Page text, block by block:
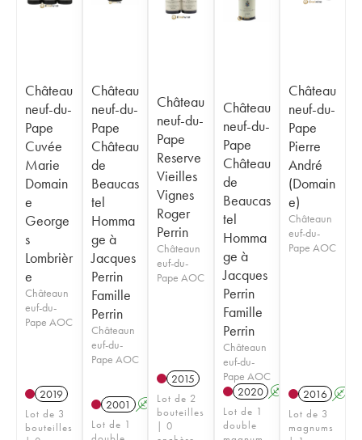
Château
neuf-du-
Pape
Cuvée
Marie
Domain
e
George
s
Lombrièr
e
Châteaun
euf-du-
Pape AOC
2019
Lot de 3
bouteilles
Château
neuf-du-
Pape
Château
de
Beaucas
tel
Homma
ge à
Jacques
Perrin
Famille
Perrin
Châteaun
euf-du-
Pape AOC
2001 A T
Lot de 1
Château
neuf-du-
Pape
Reserve
Vieilles
Vignes
Roger
Perrin
Châteaun
euf-du-
Pape AOC
2015
Lot de 2
bouteilles
| 0
Château
neuf-du-
Pape
Château
de
Beaucas
tel
Homma
ge à
Jacques
Perrin
Famille
Perrin
Châteaun
euf-du-
Pape AOC
2020 A T
Lot de 1
double
Château
neuf-du-
Pape
Pierre
André
(Domain
e)
Châteaun
euf-du-
Pape AOC
2016 A
Lot de 3
magnums